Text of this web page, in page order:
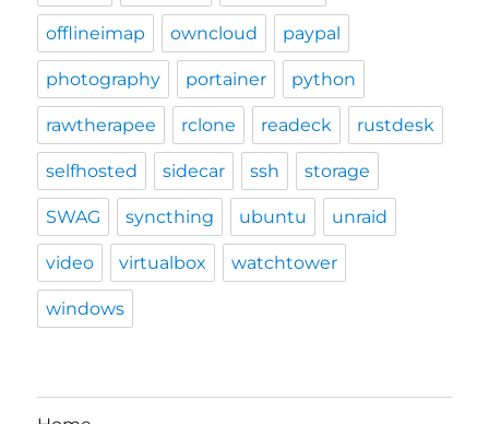
offlineimap owncloud paypal
photography portainer python
rawtherapee rclone readeck rustdesk
selfhosted sidecar ssh storage
SWAG syncthing ubuntu unraid
video virtualbox watchtower
windows